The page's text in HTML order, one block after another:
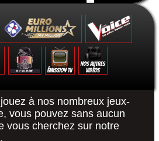
de contact
27 août 2022
du 6 septembre Euro
- La Finale - Koh-Lanta :
- 15/05/2021 The Voice
De Conduire -
3 - 25/12/2020 Les 12
à nos nombreux jeux-
vous pouvez sans aucun
vous cherchez sur notre